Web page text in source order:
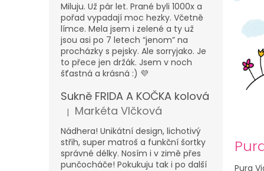
Miluju. Už pár let. Prané byli 1000x a
pořad vypadají moc hezky. Včetně
límce. Mela jsem i zelené a ty už
jsou asi po 7 letech “jenom” na
procházky s pejsky. Ale sorryjako. Je
to přece jen držák. Jsem v noch
šťastná a krásná :) 💜
Sukně FRIDA A KOČKA kolová
Hodnocení produktu je 5 z 5 hvězdiček.
| Markéta Vlčková
Nádhera! Unikátní design, lichotivý
střih, super matroš a funkční šortky
správné délky. Nosím i v zimě přes
punčocháče! Pokukuju tak i po další
á
Pura